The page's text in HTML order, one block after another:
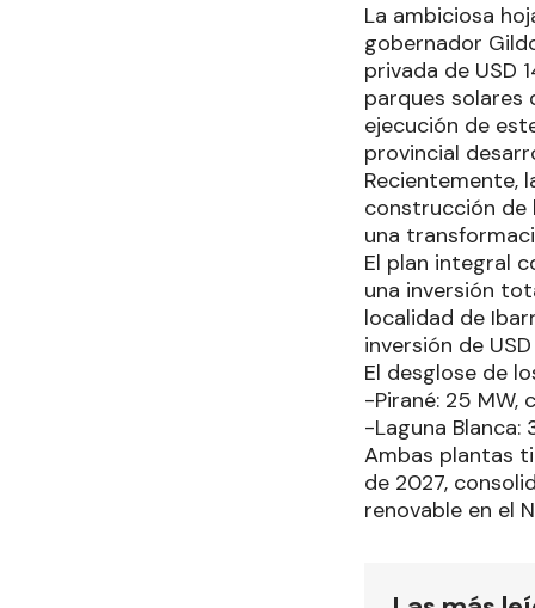
La ambiciosa
gobernador
privada de USD
parques solares
ejecución de
provincial
Recientemente,
construcción de
una
El plan integral
una inversión
localidad de
inversión de
El desglose de
-Pirané: 25 MW,
-Laguna Blanca:
Ambas plantas
de 2027,
renovable en el